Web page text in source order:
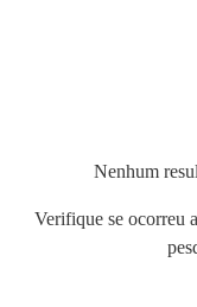
Nenhum
Verifique se ocorreu